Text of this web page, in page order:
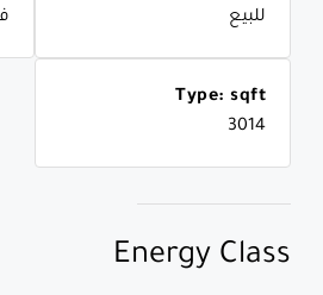
للبيع
Type: sqft
3014
Energy Class